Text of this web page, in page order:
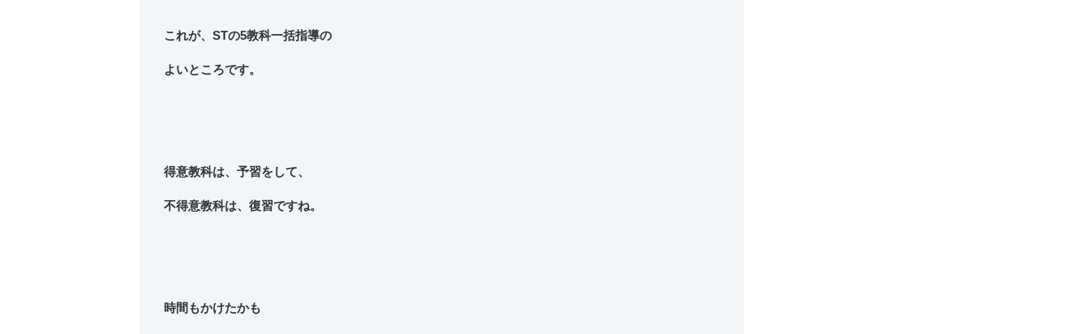
これが、STの5教科一括指導の
よいところです。
得意教科は、予習をして、
不得意教科は、復習ですね。
時間もかけたかも